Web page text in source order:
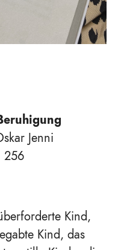
Jenni
256
Kind,
Kind, das